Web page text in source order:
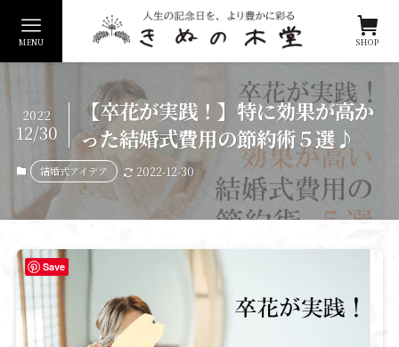
SHOP
MENU
【卒花が実践！】特に効果が高か
った結婚式費用の節約術５選♪
2022
12/30
結婚式アイデア 2022-12-30
Save